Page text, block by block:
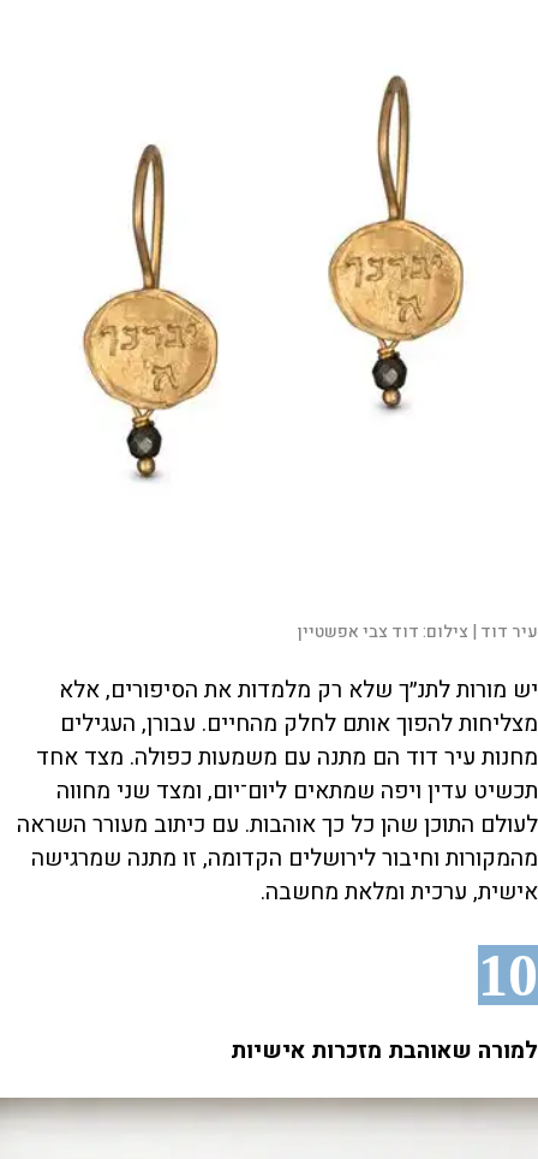
עיר דוד | צילום:דוד צבי אפשטיין
יש מורות לתנ״ך שלא רק מלמדות את הסיפורים, אלא
מצליחות להפוך אותם לחלק מהחיים. עבורן, העגילים
מחנות עיר דוד הם מתנה עם משמעות כפולה. מצד אחד
תכשיט עדין ויפה שמתאים ליום־יום, ומצד שני מחווה
לעולם התוכן שהן כל כך אוהבות. עם כיתוב מעורר השראה
מהמקורות וחיבור לירושלים הקדומה, זו מתנה שמרגישה
אישית, ערכית ומלאת מחשבה.
10
למורה שאוהבת מזכרות אישיות